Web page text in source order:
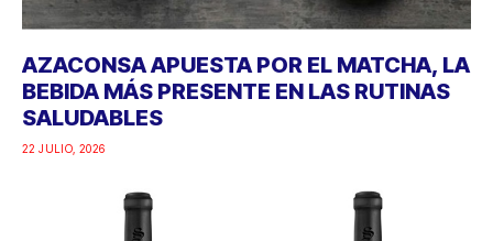
AZACONSA APUESTA POR EL MATCHA, LA
BEBIDA MÁS PRESENTE EN LAS RUTINAS
SALUDABLES
22 JULIO, 2026